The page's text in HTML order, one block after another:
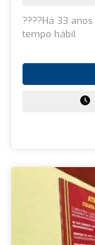
????Há 33
tempo hábil